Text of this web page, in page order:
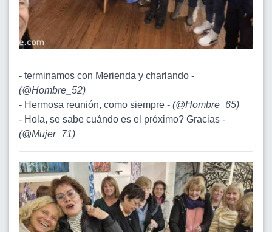
- terminamos con Merienda y charlando -
(@Hombre_52)
- Hermosa reunión, como siempre - (@Hombre_65)
- Hola, se sabe cuándo es el próximo? Gracias -
(@Mujer_71)